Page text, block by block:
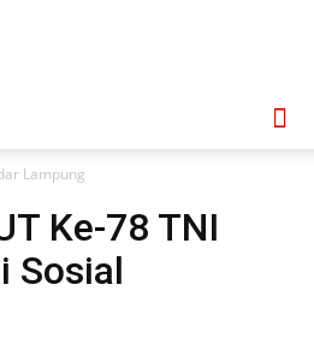
Lampung
Ke-78 TNI
Sosial